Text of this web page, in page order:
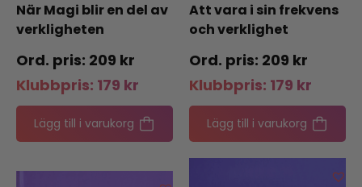
När Magi blir en del av
verkligheten
209 kr
Klubbpris: 179 kr
Lägg till i varukorg
Att vara i sin frekvens
och verklighet
209 kr
Klubbpris: 179 kr
Lägg till i varukorg